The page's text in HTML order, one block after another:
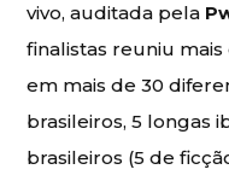
vivo, auditada pela
finalistas reuniu
em mais de 30
brasileiros, 5 longas
brasileiros (5 de